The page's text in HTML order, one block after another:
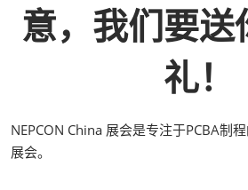
意，我们要送
礼！
NEPCON China 展会是专注于PCBA制
展会。